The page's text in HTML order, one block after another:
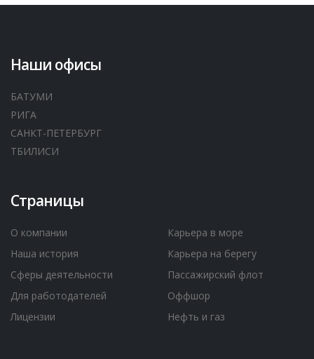
Наши офисы
БАТУМИ
РИГА
САНКТ-ПЕТЕРБУРГ
ТБИЛИСИ
Страницы
О компании
Наша история
Сферы деятельности
Для работодателей
Лицензии
Карьера в море
Карьера на берегу
Пассажирский флот
Оффшор
Нефть и газ